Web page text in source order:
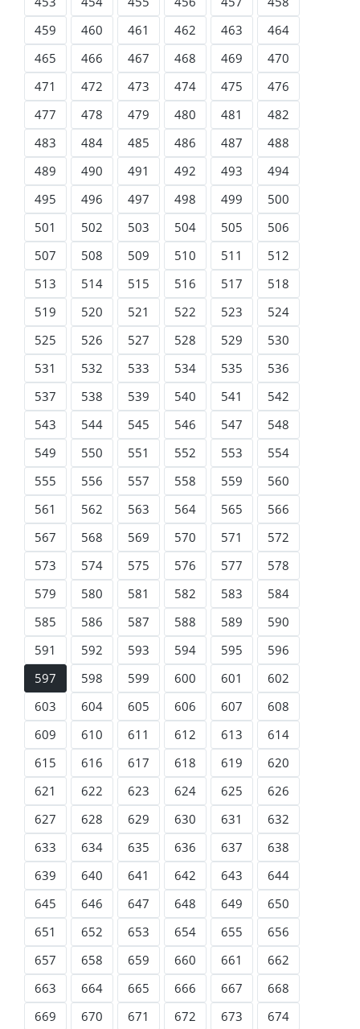
459
460 461 462 463
464
465
466 467 468 469
470
471
472 473 474 475
476
477
478 479 480 481
482
483
484 485 486 487
488
489
490 491 492 493
494
495
496 497 498 499
500
501
502 503 504 505
506
507
508 509 510 511
512
513
514 515 516 517
518
519
520 521 522 523
524
525
526 527 528 529
530
531
532 533 534 535
536
537
538 539 540 541
542
543
544 545 546 547
548
549
550 551 552 553
554
555
556 557 558 559
560
561
562 563 564 565
566
567
568 569 570 571
572
573
574 575 576 577
578
579
580 581 582 583
584
585
586 587 588 589
590
591
592 593 594 595
596
597
598 599 600 601
602
603
604 605 606 607
608
609
610 611 612 613
614
615
616 617 618 619
620
621
622 623 624 625
626
627
628 629 630 631
632
633
634 635 636 637
638
639
640 641 642 643
644
645
646 647 648 649
650
651
652 653 654 655
656
657
658 659 660 661
662
663
664 665 666 667
668
669
670 671 672 673
674